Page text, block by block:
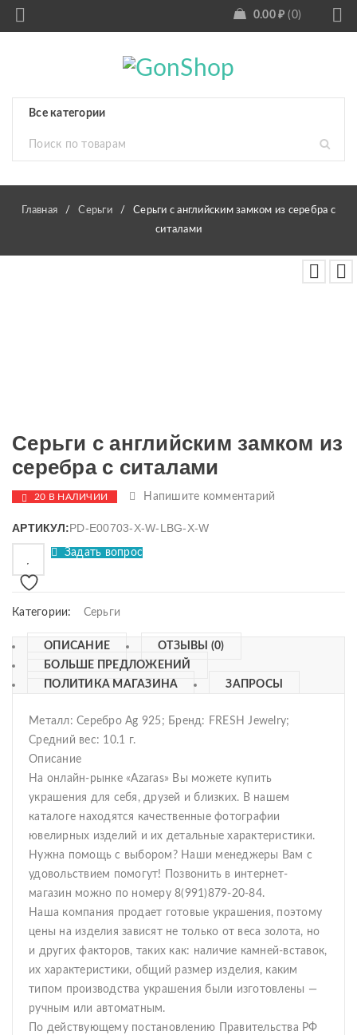
0.00 ₽ 0
Главная / Серьги /
Серьги с английским замком из серебра с
ситалами
Серьги с английским замком из
серебра с ситалами
20 В НАЛИЧИИ Напишите комментарий
АРТИКУЛ:PD-E00703-X-W-LBG-X-W
Задать вопрос
Категории: Серьги
ОПИСАНИЕ
ОТЗЫВЫ (0)
БОЛЬШЕ ПРЕДЛОЖЕНИЙ
ПОЛИТИКА МАГАЗИНА
ЗАПРОСЫ
Металл: Серебро Ag 925; Бренд: FRESH Jewelry;
Средний вес: 10.1 г.
Описание
На онлайн-рынке «Azaras» Вы можете купить
украшения для себя, друзей и близких. В нашем
каталоге находятся качественные фотографии
ювелирных изделий и их детальные характеристики.
Нужна помощь с выбором? Наши менеджеры Вам с
удовольствием помогут! Позвонить в интернет-
магазин можно по номеру 8(991)879-20-84.
Наша компания продает готовые украшения, поэтому
цены на изделия зависят не только от веса золота, но
и других факторов, таких как: наличие камней-вставок,
их характеристики, общий размер изделия, каким
типом производства украшения были изготовлены —
ручным или автоматным.
По действующему постановлению Правительства РФ